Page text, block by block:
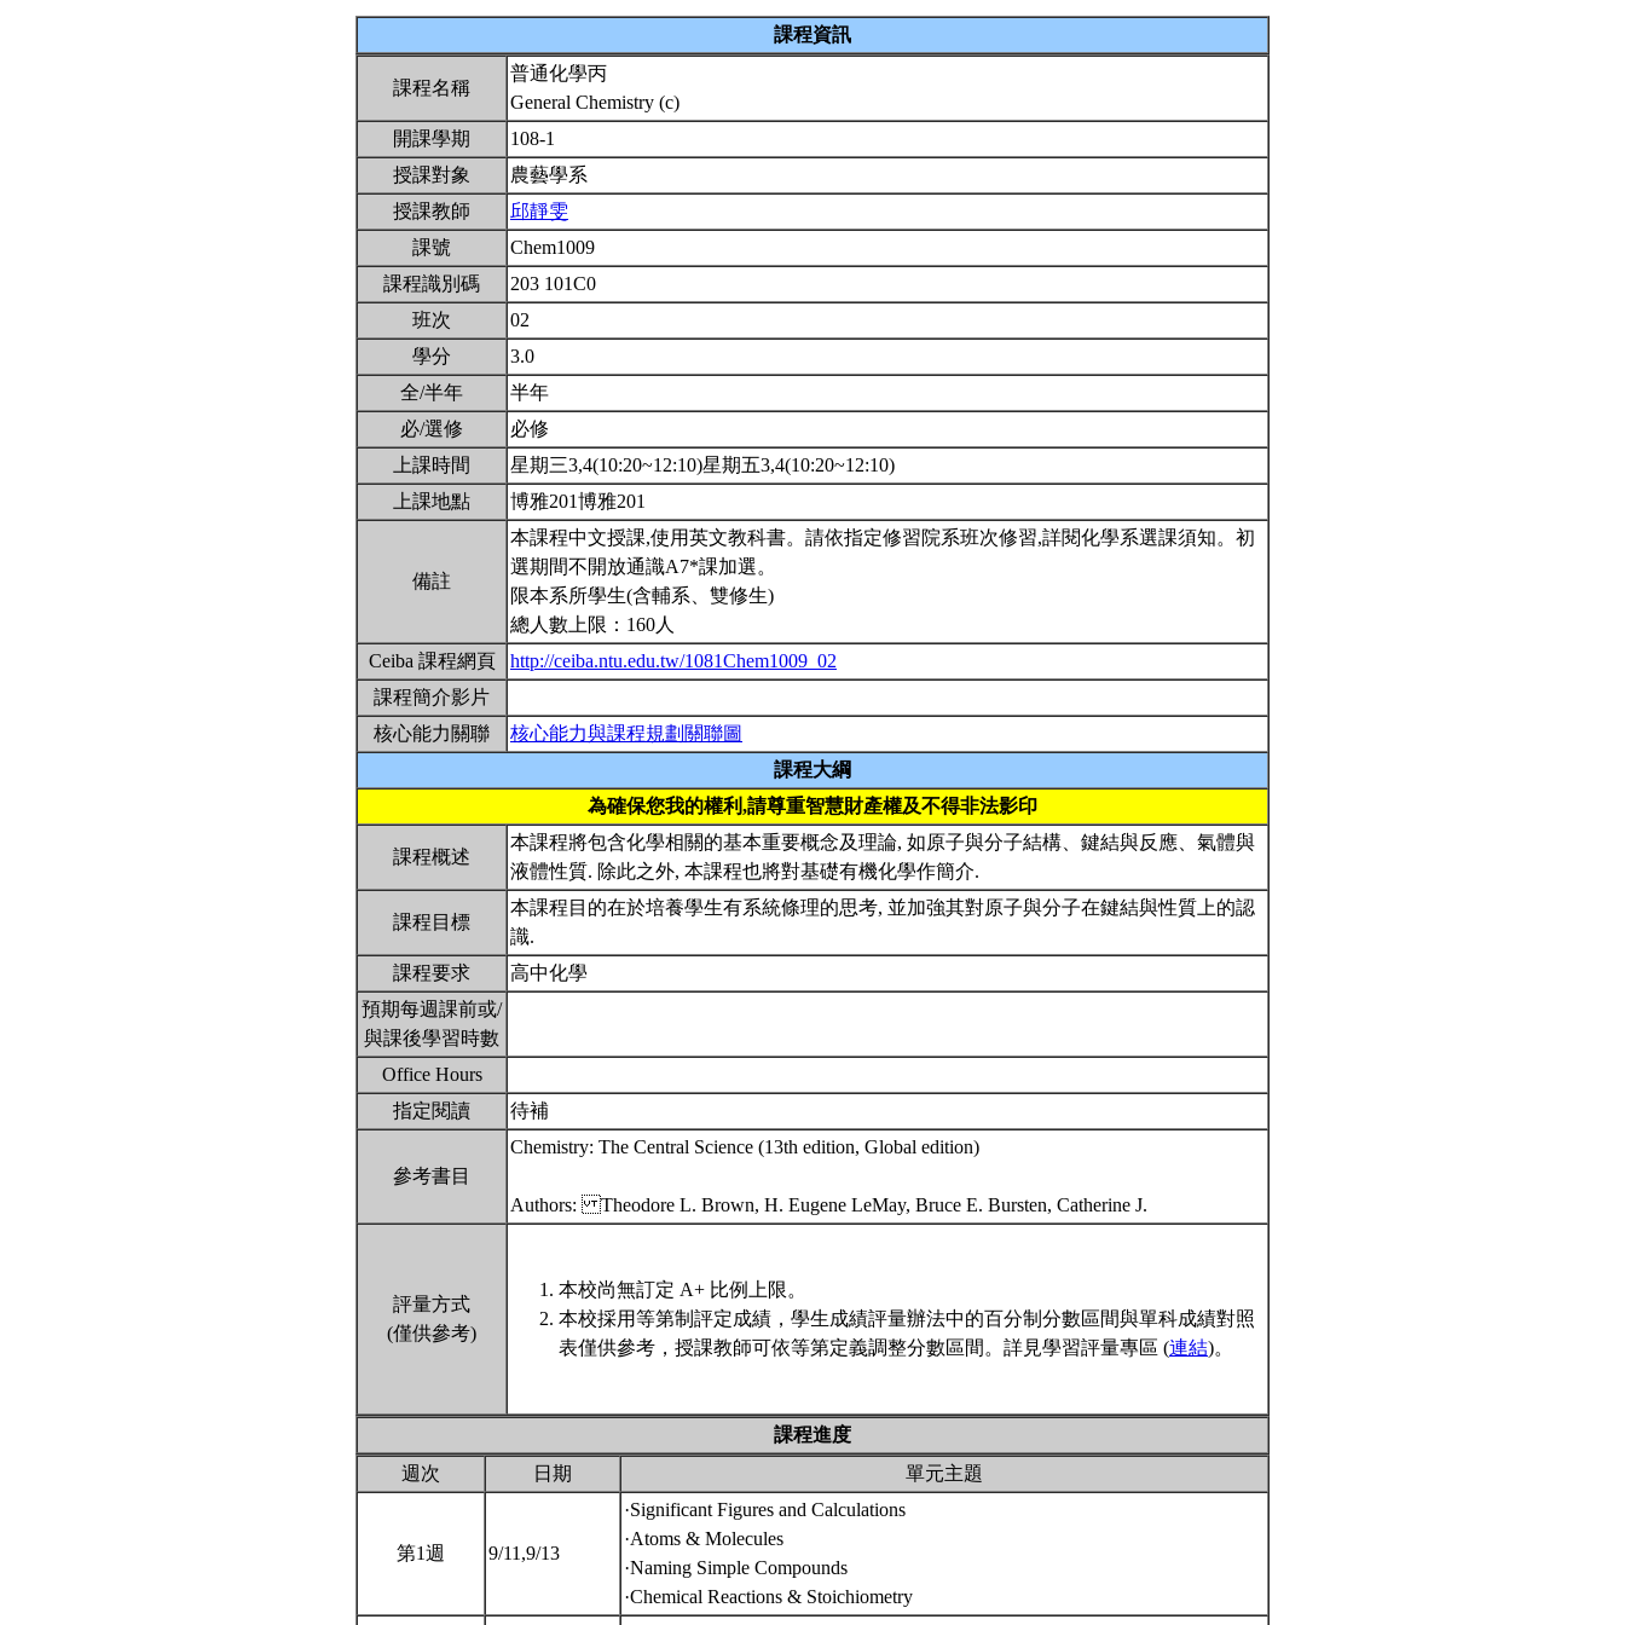
課程資訊
課程名稱
普通化學丙
General Chemistry (c)
開課學期
108-1
授課對象
農藝學系
授課教師
邱靜雯
課號
Chem1009
課程識別碼
203 101C0
班次
02
學分
3.0
全/半年
半年
必/選修
必修
上課時間
星期三3,4(10:20~12:10)星期五3,4(10:20~12:10)
上課地點
博雅201博雅201
備註
本課程中文授課,使用英文教科書。請依指定修習院系班次修習,詳閱化學系選課須知。初
選期間不開放通識A7*課加選。
限本系所學生(含輔系、雙修生)
總人數上限：160人
Ceiba 課程網頁
http://ceiba.ntu.edu.tw/1081Chem1009_02
課程簡介影片
核心能力關聯
核心能力與課程規劃關聯圖
課程大綱
為確保您我的權利,請尊重智慧財產權及不得非法影印
課程概述
本課程將包含化學相關的基本重要概念及理論, 如原子與分子結構、鍵結與反應、氣體與
液體性質. 除此之外, 本課程也將對基礎有機化學作簡介.
課程目標
本課程目的在於培養學生有系統條理的思考, 並加強其對原子與分子在鍵結與性質上的認
識.
課程要求
高中化學
預期每週課前或/
與課後學習時數
Office Hours
指定閱讀
待補
參考書目
Chemistry: The Central Science (13th edition, Global edition)
Authors: Theodore L. Brown, H. Eugene LeMay, Bruce E. Bursten, Catherine J.
評量方式
(僅供參考)
本校尚無訂定 A+ 比例上限。
本校採用等第制評定成績，學生成績評量辦法中的百分制分數區間與單科成績對照
表僅供參考，授課教師可依等第定義調整分數區間。詳見學習評量專區 (連結)。
課程進度
週次
日期 單元主題
第1週 9/11,9/13
·Significant Figures and Calculations
·Atoms & Molecules
·Naming Simple Compounds
·Chemical Reactions & Stoichiometry